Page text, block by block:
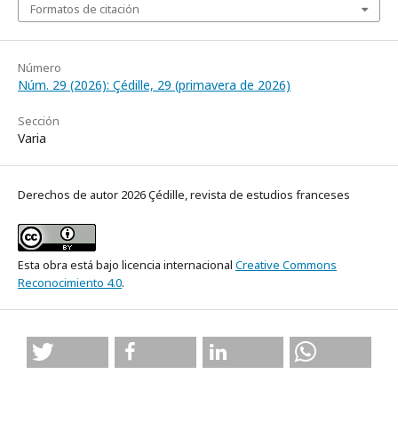
Formatos de citación
Número
Núm. 29 (2026): Çédille, 29 (primavera de 2026)
Sección
Varia
Derechos de autor 2026 Çédille, revista de estudios franceses
Esta obra está bajo licencia internacional Creative Commons
Reconocimiento 4.0.